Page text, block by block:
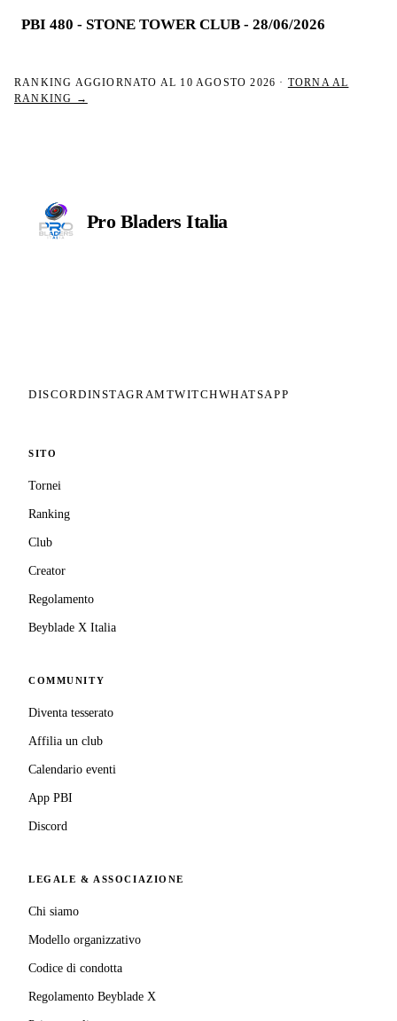
PBI 480 - STONE TOWER CLUB - 28/06/2026
RANKING AGGIORNATO AL 10 AGOSTO 2026 · TORNA AL
RANKING →
Pro BladersItalia
DISCORDINSTAGRAM TWITCHWHATSAPP
SITO
Tornei
Ranking
Club
Creator
Regolamento
Beyblade X Italia
COMMUNITY
Diventa tesserato
Affilia un club
Calendario eventi
App PBI
Discord
LEGALE & ASSOCIAZIONE
Chi siamo
Modello organizzativo
Codice di condotta
Regolamento Beyblade X